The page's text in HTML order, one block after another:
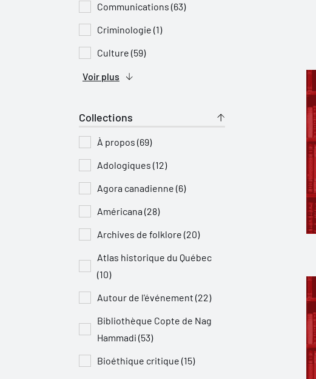
Communications (63)
Criminologie (1)
Culture (59)
Voir plus
Collections
À propos (69)
Adologiques (12)
Agora canadienne (6)
Américana (28)
Archives de folklore (20)
Atlas historique du Québec
(10)
Autour de l'événement (22)
Bibliothèque Copte de Nag
Hammadi (53)
Bioéthique critique (15)